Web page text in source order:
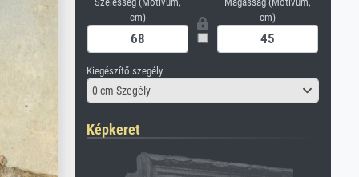
cm)
cm)
Kiegészítő szegély
0 cm Szegély
Képkeret